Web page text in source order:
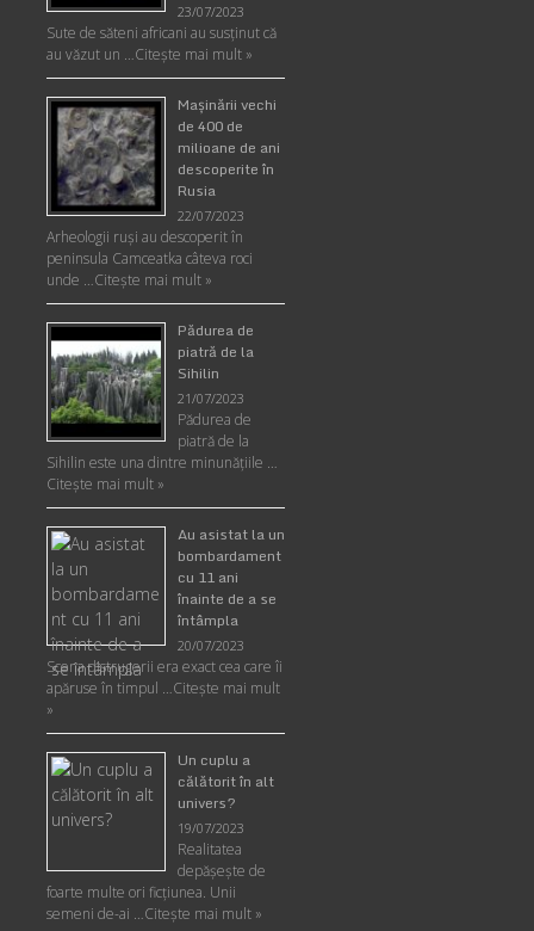
23/07/2023
Sute de săteni africani au susținut că
au văzut un …Citește mai mult »
Maşinării vechi
de 400 de
milioane de ani
descoperite în
Rusia
22/07/2023
Arheologii ruşi au descoperit în
peninsula Camceatka câteva roci
unde …Citește mai mult »
Pădurea de
piatră de la
Sihilin
21/07/2023
Pădurea de
piatră de la
Sihilin este una dintre minunăţiile …
Citește mai mult »
Au asistat la un
bombardament
cu 11 ani
înainte de a se
întâmpla
20/07/2023
Scena distrugerii era exact cea care îi
apăruse în timpul …Citește mai mult
»
Un cuplu a
călătorit în alt
univers?
19/07/2023
Realitatea
depăşeşte de
foarte multe ori ficţiunea. Unii
semeni de-ai …Citește mai mult »